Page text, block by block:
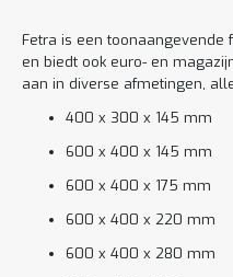
Fetra is een toonaangevende
en biedt ook euro- en
aan in diverse afmetingen,
400 x 300 x 145 mm
600 x 400 x 145 mm
600 x 400 x 175 mm
600 x 400 x 220 mm
600 x 400 x 280 mm